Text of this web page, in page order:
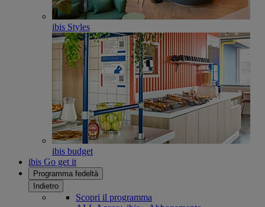
ibis Styles
ibis budget
ibis Go get it
Programma fedeltà
Indietro
Scopri il programma